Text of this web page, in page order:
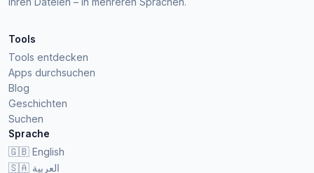
Tools
Tools entdecken
Apps durchsuchen
Blog
Geschichten
Suchen
Sprache
🇬🇧 English
🇸🇦 العربية